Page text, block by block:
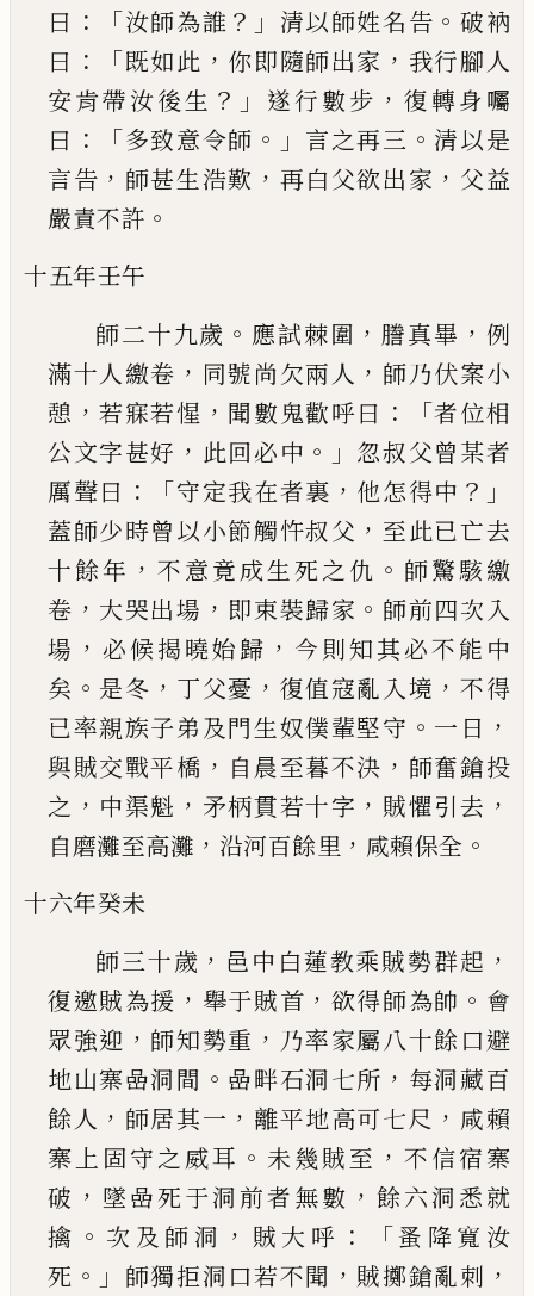
曰 ：「汝師為誰 ？」 清以師姓名告 。 破衲
曰 ：「既如此 ， 你即隨師出家 ， 我行腳人
安肯帶汝後生 ？」 遂行數步 ， 復轉身囑
曰 ：「多致意令師 。」 言之再三 。 清以是
言告 ， 師甚生浩歎 ， 再白父欲出家 ， 父益
嚴責不許 。
十五年壬午
師二十九歲 。 應試棘圍 ， 謄真畢 ， 例
滿十人繳卷 ， 同號尚欠兩人 ， 師乃伏案小
憩 ，若寐若惺 ， 聞數鬼歡呼曰 ：「者位相
公文字甚好 ， 此回必中 。」 忽叔父曾某者
厲聲曰 ：「守定我在者裏 ， 他怎得中 ？」
蓋師少時曾以小節觸忤叔父 ， 至此已亡去
十餘年 ， 不意竟成生死之仇 。 師驚駭繳
卷 ， 大哭出場 ， 即束裝歸家 。 師前四次入
場 ， 必候揭曉始歸 ， 今則知其必不能中
矣 。 是冬 ， 丁父憂 ， 復值寇亂入境 ， 不得
已率親族子弟及門生奴僕輩堅守 。 一日 ，
與賊交戰平橋 ， 自晨至暮不決 ， 師奮鎗投
之 ， 中渠魁 ， 矛柄貫若十字 ， 賊懼引去 ，
自磨灘至高灘 ， 沿河百餘里 ， 咸賴保全 。
十六年癸未
師三十歲 ， 邑中白蓮教乘賊勢群起 ，
復邀賊為援 ， 舉于賊首 ， 欲得師為帥 。 會
眾強迎 ， 師知勢重 ， 乃率家屬八十餘口避
地山寨嵒洞間 。 嵒畔石洞七所 ， 每洞藏百
餘人 ， 師居其一 ， 離平地高可七尺 ， 咸賴
寨上固守之威耳 。 未幾賊至 ， 不信宿寨
破 ， 墜嵒死于洞前者無數 ， 餘六洞悉就
擒 。 次及師洞 ， 賊大呼 ： 「蚤降寬汝
死 。」 師獨拒洞口若不聞 ， 賊擲鎗亂刺 ，